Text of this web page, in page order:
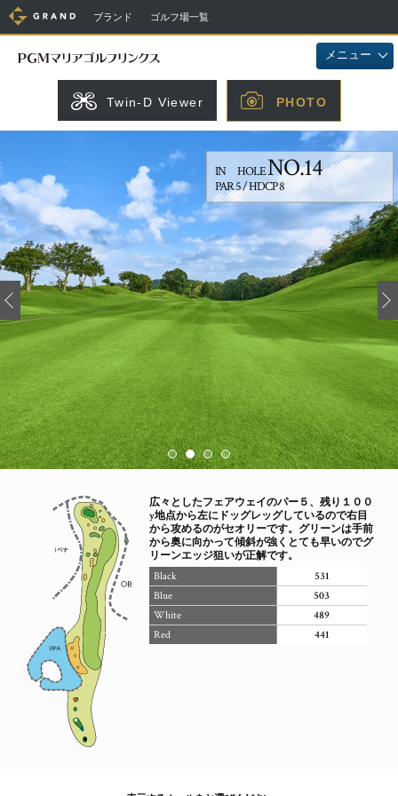
ブランド ゴルフ場一覧
メニュー
Twin-D Viewer PHOTO
IN HOLENO.14
PAR 5 / HDCP 8
広々としたフェアウェイのパー５、残り１００
y地点から左にドッグレッグしているので右目
から攻めるのがセオリーです。グリーンは手前
から奥に向かって傾斜が強くとても早いのでグ
リーンエッジ狙いが正解です。
Black
531
Blue
503
White
489
Red
441